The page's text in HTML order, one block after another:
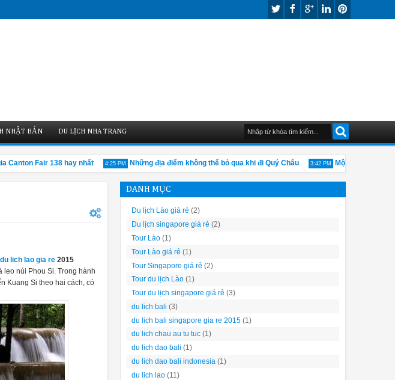
NHẬT BẢN DU LỊCH NHA TRANG
Fair 138 hay nhất 4:25 PM Những địa điểm không thể bỏ qua khi đi Quý Châu 3:42 PM Một vài nét về nền
lich lao gia re 2015
leo núi Phou Si. Trong hành
Kuang Si theo hai cách, có
DANH MỤC
Du lịch Lào giá rẻ (2)
Du lịch singapore giá rẻ (2)
Tour Lào (1)
Tour Lào giá rẻ (1)
Tour Singapore giá rẻ (2)
Tour du lịch Lào (1)
Tour du lịch singapore giá rẻ (3)
du lich bali (3)
du lich bali singapore gia re 2015 (1)
du lich chau au tu tuc (1)
du lich dao bali (1)
du lich dao bali indonesia (1)
du lich lao (11)